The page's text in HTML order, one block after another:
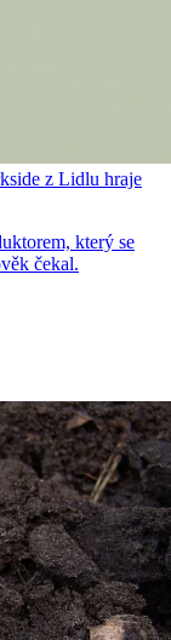
z Lidlu hraje
který se
čekal.